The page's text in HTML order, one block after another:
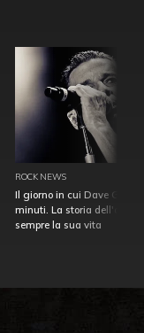
ROCK NEWS
Il giorno in cui Dave
minuti. La storia
sempre la sua vita